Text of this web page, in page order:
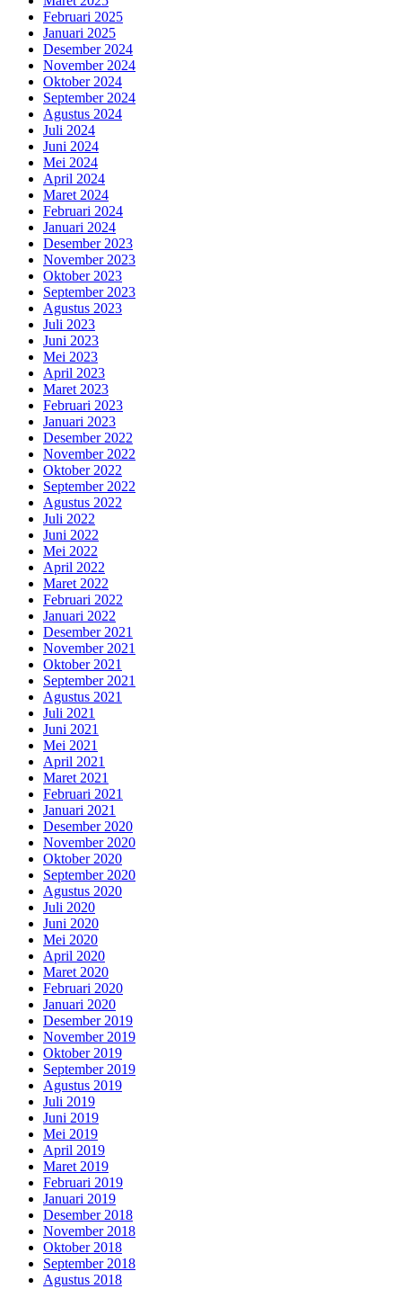
Februari 2025
Januari 2025
Desember 2024
November 2024
Oktober 2024
September 2024
Agustus 2024
Juli 2024
Juni 2024
Mei 2024
April 2024
Maret 2024
Februari 2024
Januari 2024
Desember 2023
November 2023
Oktober 2023
September 2023
Agustus 2023
Juli 2023
Juni 2023
Mei 2023
April 2023
Maret 2023
Februari 2023
Januari 2023
Desember 2022
November 2022
Oktober 2022
September 2022
Agustus 2022
Juli 2022
Juni 2022
Mei 2022
April 2022
Maret 2022
Februari 2022
Januari 2022
Desember 2021
November 2021
Oktober 2021
September 2021
Agustus 2021
Juli 2021
Juni 2021
Mei 2021
April 2021
Maret 2021
Februari 2021
Januari 2021
Desember 2020
November 2020
Oktober 2020
September 2020
Agustus 2020
Juli 2020
Juni 2020
Mei 2020
April 2020
Maret 2020
Februari 2020
Januari 2020
Desember 2019
November 2019
Oktober 2019
September 2019
Agustus 2019
Juli 2019
Juni 2019
Mei 2019
April 2019
Maret 2019
Februari 2019
Januari 2019
Desember 2018
November 2018
Oktober 2018
September 2018
Agustus 2018